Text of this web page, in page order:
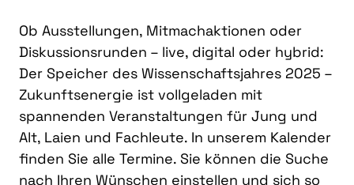
Ob Ausstellungen, Mitmachaktionen oder
Diskussionsrunden – live, digital oder hybrid:
Der Speicher des Wissenschaftsjahres 2025 –
Zukunftsenergie ist vollgeladen mit
spannenden Veranstaltungen für Jung und
Alt, Laien und Fachleute. In unserem Kalender
finden Sie alle Termine. Sie können die Suche
nach Ihren Wünschen einstellen und sich so